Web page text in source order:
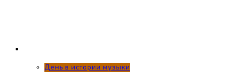
День в истории музыки